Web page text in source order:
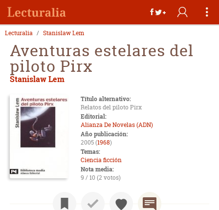
Lecturalia Stanislaw Lem
Aventuras estelares del
piloto Pirx
Stanislaw Lem
Título alternativo:
Relatos del piloto Pirx
Editorial:
Alianza De Novelas (ADN)
Año publicación:
2005 (1968)
Temas:
Ciencia ficción
Nota media:
9 / 10 (2 votos)